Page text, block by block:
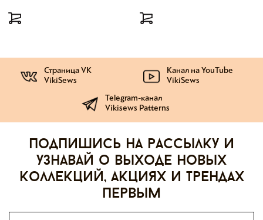
Страница VK
VikiSews
Канал на YouTube
VikiSews
Telegram-канал
Vikisews Patterns
Подпишись на рассылку и
узнавай о выходе новых
коллекций, акциях и трендах
первым